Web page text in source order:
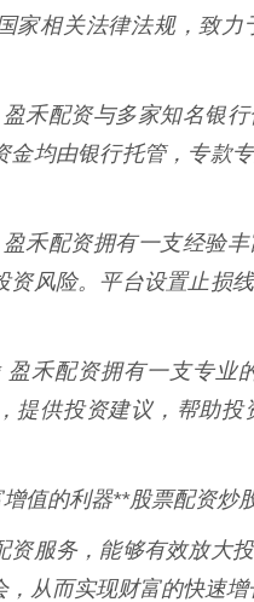
家相关法律法规，致
禾配资与多家知名银
金均由银行托管，专款
禾配资拥有一支经验
资风险。平台设置止损
禾配资拥有一支专业
提供投资建议，帮助
值的利器**股票配资炒
资服务，能够有效放大
从而实现财富的快速增